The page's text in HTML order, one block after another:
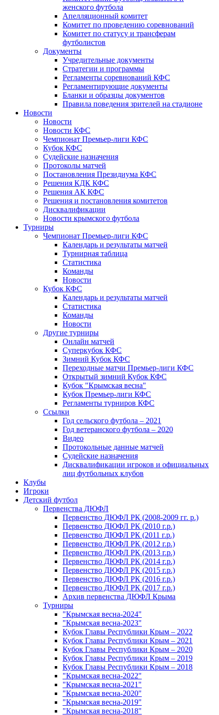
женского футбола
Апелляционный комитет
Комитет по проведению соревнований
Комитет по статусу и трансферам
футболистов
Документы
Учредительные документы
Стратегии и программы
Регламенты соревнований КФС
Регламентирующие документы
Бланки и образцы документов
Правила поведения зрителей на стадионе
Новости
Новости
Новости КФС
Чемпионат Премьер-лиги КФС
Кубок КФС
Судейские назначения
Протоколы матчей
Постановления Президиума КФС
Решения КДК КФС
Решения АК КФС
Решения и постановления комитетов
Дисквалификации
Новости крымского футбола
Турниры
Чемпионат Премьер-лиги КФС
Календарь и результаты матчей
Турнирная таблица
Статистика
Команды
Новости
Кубок КФС
Календарь и результаты матчей
Статистика
Команды
Новости
Другие турниры
Онлайн матчей
Суперкубок КФС
Зимний Кубок КФС
Переходные матчи Премьер-лиги КФС
Открытый зимний Кубок КФС
Кубок "Крымская весна"
Кубок Премьер-лиги КФС
Регламенты турниров КФС
Ссылки
Год сельского футбола – 2021
Год ветеранского футбола – 2020
Видео
Протокольные данные матчей
Судейские назначения
Дисквалификации игроков и официальных
лиц футбольных клубов
Клубы
Игроки
Детский футбол
Первенства ДЮФЛ
Первенство ДЮФЛ РК (2008-2009 гг. р.)
Первенство ДЮФЛ РК (2010 г.р.)
Первенство ДЮФЛ РК (2011 г.р.)
Первенство ДЮФЛ РК (2012 г.р.)
Первенство ДЮФЛ РК (2013 г.р.)
Первенство ДЮФЛ РК (2014 г.р.)
Первенство ДЮФЛ РК (2015 г.р.)
Первенство ДЮФЛ РК (2016 г.р.)
Первенство ДЮФЛ РК (2017 г.р.)
Архив первенства ДЮФЛ Крыма
Турниры
"Крымская весна-2024"
"Крымская весна-2023"
Кубок Главы Республики Крым – 2022
Кубок Главы Республики Крым – 2021
Кубок Главы Республики Крым – 2020
Кубок Главы Республики Крым – 2019
Кубок Главы Республики Крым – 2018
"Крымская весна-2022"
"Крымская весна-2021"
"Крымская весна-2020"
"Крымская весна-2019"
"Крымская весна-2018"